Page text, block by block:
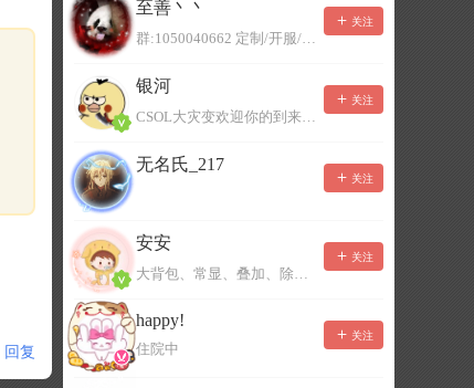
回复
至善丶丶
群:1050040662 定制/开服/地图制作/价格公道
关注
银河
CSOL大灾变欢迎你的到来。QQ群：967780922
关注
无名氏_217
关注
安安
大背包、常显、叠加、除草树，唯一作者QQ383125283
关注
happy!
住院中
关注